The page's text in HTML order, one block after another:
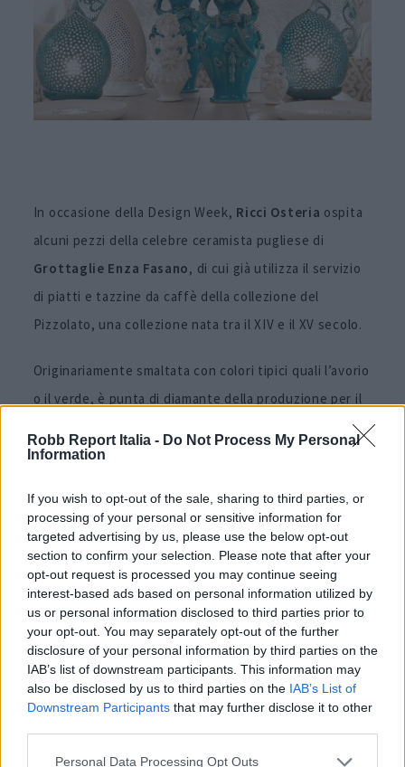
Robb Report Italia - Do Not Process My Personal
Information
If you wish to opt-out of the sale, sharing to third parties, or
processing of your personal or sensitive information for
targeted advertising by us, please use the below opt-out
section to confirm your selection. Please note that after your
opt-out request is processed you may continue seeing
interest-based ads based on personal information utilized by
us or personal information disclosed to third parties prior to
your opt-out. You may separately opt-out of the further
disclosure of your personal information by third parties on the
IAB’s list of downstream participants. This information may
also be disclosed by us to third parties on the IAB’s List of
Downstream Participants that may further disclose it to other
Personal Data Processing Opt Outs
In occasione della Design Week, Ricci Osteria ospita
alcuni pezzi della celebre ceramista pugliese di
Grottaglie Enza Fasano, di cui già utilizza il servizio
di piatti e tazzine da caffè della collezione del
Pizzolato, una collezione nata tra il XIV e il XV secolo.
Originariamente smaltata con colori tipici quali l’avorio
o il verde, è punta di diamante della produzione per il
suo particolare bordo martellato, ottenuto roteando
un attrezzo seghettato sul bordo del piatto ancora
servite in queste ceramiche per il menu “Domenica in
Puglia” fanno veramente respirare “le atmosfere di
La DoubleJ da Vasiliki
Kouzina